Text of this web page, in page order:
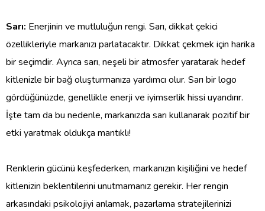
Sarı: Enerjinin ve mutluluğun rengi. Sarı, dikkat çekici
özellikleriyle markanızı parlatacaktır. Dikkat çekmek için harika
bir seçimdir. Ayrıca sarı, neşeli bir atmosfer yaratarak hedef
kitlenizle bir bağ oluşturmanıza yardımcı olur. Sarı bir logo
gördüğünüzde, genellikle enerji ve iyimserlik hissi uyandırır.
İşte tam da bu nedenle, markanızda sarı kullanarak pozitif bir
etki yaratmak oldukça mantıklı!
Renklerin gücünü keşfederken, markanızın kişiliğini ve hedef
kitlenizin beklentilerini unutmamanız gerekir. Her rengin
arkasındaki psikolojiyi anlamak, pazarlama stratejilerinizi